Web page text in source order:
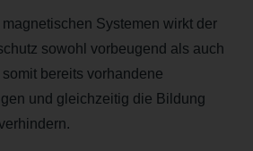
magnetischen Systemen wirkt der
sowohl vorbeugend als auch
somit bereits vorhandene
und gleichzeitig die Bildung